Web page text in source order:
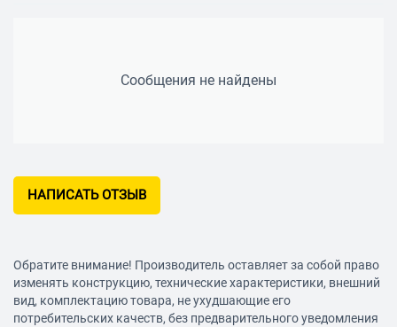
Сообщения не найдены
НАПИСАТЬ ОТЗЫВ
Обратите внимание! Производитель оставляет за собой право
изменять конструкцию, технические характеристики, внешний
вид, комплектацию товара, не ухудшающие его
потребительских качеств, без предварительного уведомления